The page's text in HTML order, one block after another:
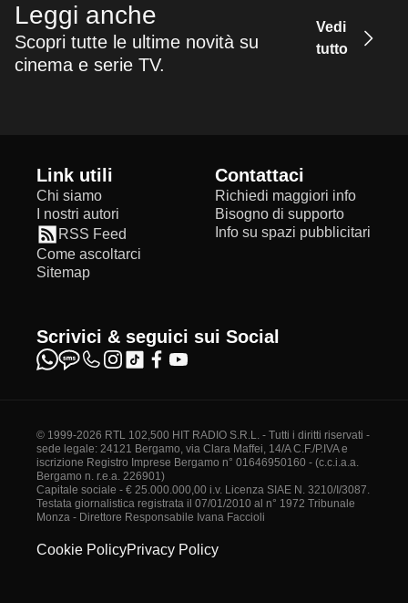
Leggi anche
Scopri tutte le ultime novità su
cinema e serie TV.
Vedi
tutto
Link utili
Chi siamo
I nostri autori
RSS Feed
Come ascoltarci
Sitemap
Contattaci
Richiedi maggiori info
Bisogno di supporto
Info su spazi pubblicitari
Scrivici & seguici sui Social
© 1999-2026 RTL 102,500 HIT RADIO S.R.L. - Tutti i diritti riservati -
sede legale: 24121 Bergamo, via Clara Maffei, 14/A C.F./P.IVA e
iscrizione Registro Imprese Bergamo n° 01646950160 - (c.c.i.a.a.
Bergamo n. r.e.a. 226901)
Capitale sociale - € 25.000.000,00 i.v. Licenza SIAE N. 3210/I/3087.
Testata giornalistica registrata il 07/01/2010 al n° 1972 Tribunale
Monza - Direttore Responsabile Ivana Faccioli
Cookie PolicyPrivacy Policy